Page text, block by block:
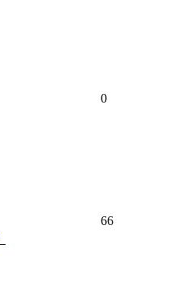
0
66